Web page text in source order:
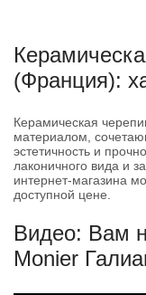
(Франция):
Керамическая
материалом,
эстетичность и
лаконичного вида и
интернет-магазина
доступной цене.
Видео: Вам
Monier